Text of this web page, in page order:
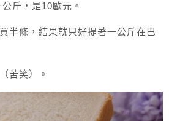
斤，是10歐元。
半條，結果就只好提著一公斤在巴
苦笑）。